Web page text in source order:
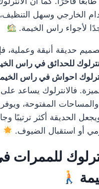
الخارجي وسهل
لأجواء راس الخيمة.
حديقة أنيقة وعملية،
للحدائق في راس
احواش في راس
فالانترلوك يساعد على
والمساحات المفتوحة،
الحديقة أكثر ترتيبًا
أو استقبال الضيوف.
للممرات